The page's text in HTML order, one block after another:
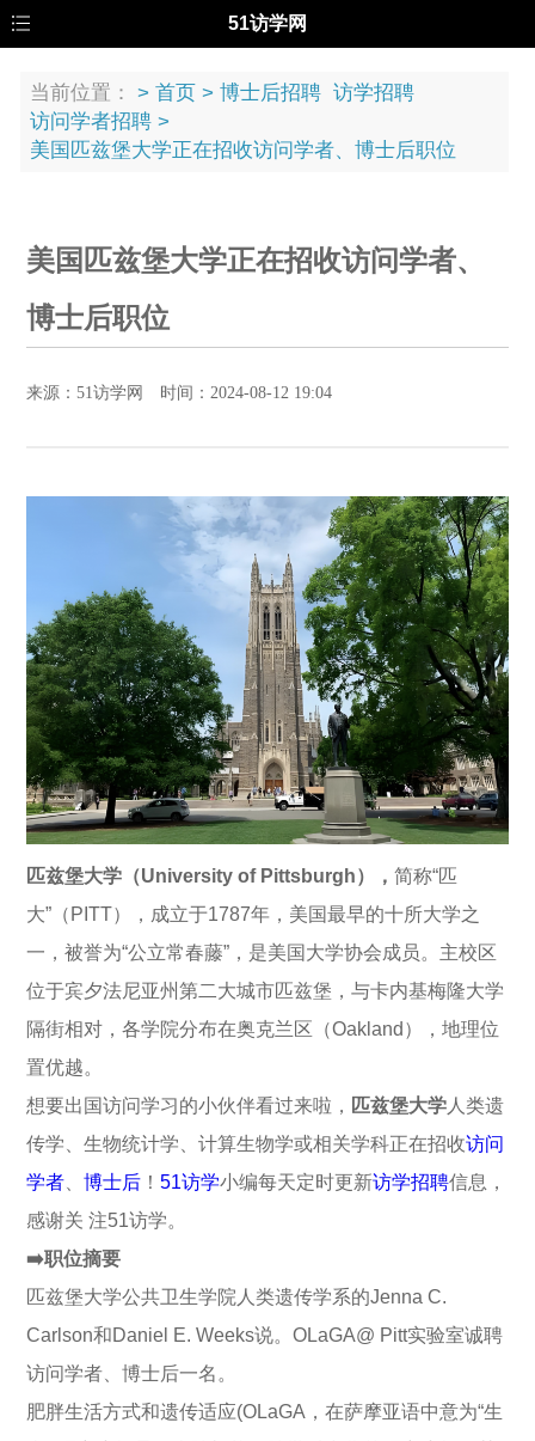
51访学网
当前位置： > 首页 > 博士后招聘 访学招聘
访问学者招聘 >
美国匹兹堡大学正在招收访问学者、博士后职位
美国匹兹堡大学正在招收访问学者、
博士后职位
来源：51访学网 时间：2024-08-12 19:04
匹兹堡大学（University of Pittsburgh），简称“匹
大”（PITT），成立于1787年，美国最早的十所大学之
一，被誉为“公立常春藤”，是美国大学协会成员。主校区
位于宾夕法尼亚州第二大城市匹兹堡，与卡内基梅隆大学
隔街相对，各学院分布在奥克兰区（Oakland），地理位
置优越。
想要出国访问学习的小伙伴看过来啦， 匹兹堡大学 人类遗
传学、生物统计学、计算生物学或相关学科正在招收访问
学者 、博士后 ！51访学小编每天定时更新访学招聘信息，
感谢关 注51访学。
➡️职位摘要
匹兹堡大学公共卫生学院人类遗传学系的Jenna C.
Carlson和Daniel E. Weeks说。OLaGA@ Pitt实验室诚聘
访问学者、博士后一名。
肥胖生活方式和遗传适应(OLaGA，在萨摩亚语中意为“生